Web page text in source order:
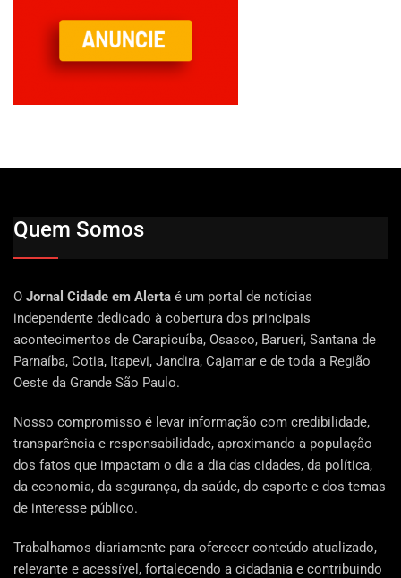
Quem Somos
O Jornal Cidade em Alerta é um portal de notícias
independente dedicado à cobertura dos principais
acontecimentos de Carapicuíba, Osasco, Barueri, Santana de
Parnaíba, Cotia, Itapevi, Jandira, Cajamar e de toda a Região
Oeste da Grande São Paulo.
Nosso compromisso é levar informação com credibilidade,
transparência e responsabilidade, aproximando a população
dos fatos que impactam o dia a dia das cidades, da política,
da economia, da segurança, da saúde, do esporte e dos temas
de interesse público.
Trabalhamos diariamente para oferecer conteúdo atualizado,
relevante e acessível, fortalecendo a cidadania e contribuindo